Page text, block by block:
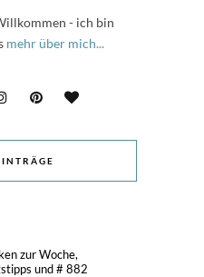
- ich bin
mehr über mich...
zur Woche,
und # 882